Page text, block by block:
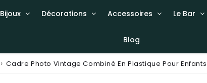
Bijoux Décorations Accessoires Le Bar
Blog
› Cadre Photo Vintage Combiné En Plastique Pour Enfants